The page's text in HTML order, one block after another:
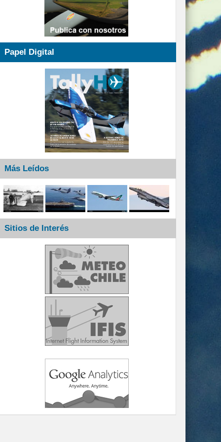
Papel Digital
Más Leídos
Sitios de Interés